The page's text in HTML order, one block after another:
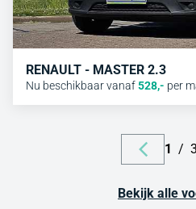
RENAULT - MASTER 2.3
Nu beschikbaar vanaf528,- per
1 / 3
Bekijk alle